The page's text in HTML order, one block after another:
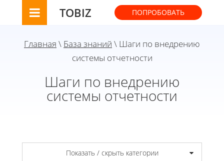
TOBIZ ПОПРОБОВАТЬ
Главная \ База знаний \ Шаги по внедрению
системы отчетности
Шаги по внедрению
системы отчетности
Показать / скрыть категории